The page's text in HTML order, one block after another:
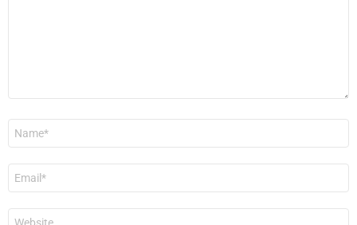
mail
*
Site